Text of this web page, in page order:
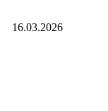
16.03.2026